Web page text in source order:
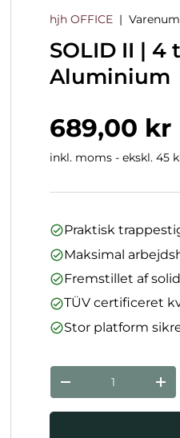
hjh OFFICE |
SOLID II |
Aluminium
Normalpris
689,00 kr
inkl. moms - ekskl. 45
Praktisk
Maksimal
Fremstillet af
TÜV certificeret
Stor platform
Antal
Reducer mængden